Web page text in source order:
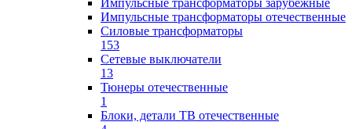
Импульсные трансформаторы отечественные
Силовые трансформаторы
153
Сетевые выключатели
13
Тюнеры отечественные
1
Блоки, детали ТВ отечественные